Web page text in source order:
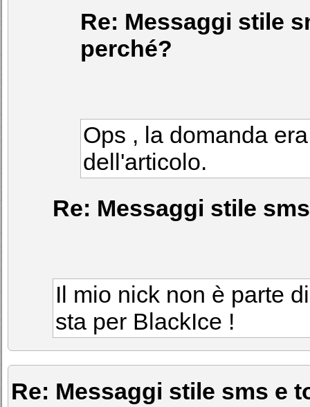
Re: Messaggi stile
perché?
Ops , la domanda
dell'articolo.
Re: Messaggi stile
Il mio nick non è parte
sta per BlackIce !
Re: Messaggi stile sms e